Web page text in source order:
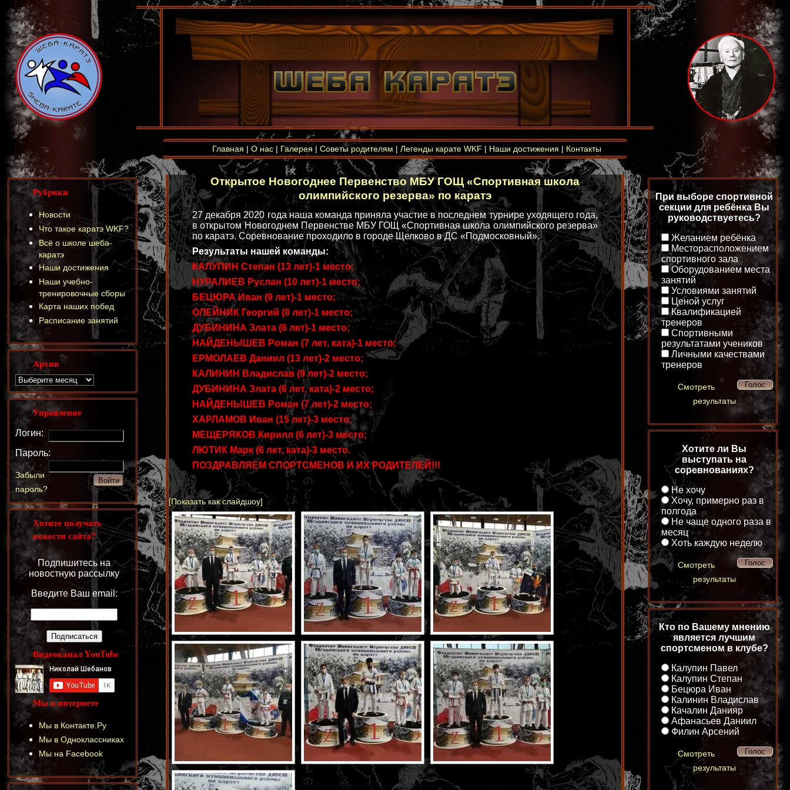
Главная | О нас | Галерея| Советы родителям | Легенды карате WKF | Наши достижения | Контакты
Открытое Новогоднее Первенство МБУ ГОЩ «Спортивная школа
олимпийского резерва» по каратэ
27 декабря 2020 года наша команда приняла участие в последнем турнире уходящего года,
в открытом Новогоднем Первенстве МБУ ГОЩ «Спортивная школа олимпийского резерва»
по каратэ. Соревнование проходило в городе Щелково в ДС «Подмосковный».
Результаты нашей команды:
КАЛУПИН Степан (13 лет)-1 место;
НУРАЛИЕВ Руслан (10 лет)-1 место;
БЕЦЮРА Иван (9 лет)-1 место;
ОЛЕЙНИК Георгий (8 лет)-1 место;
ДУБИНИНА Злата (6 лет)-1 место;
НАЙДЕНЫШЕВ Роман (7 лет, ката)-1 место;
ЕРМОЛАЕВ Даниил (13 лет)-2 место;
КАЛИНИН Владислав (9 лет)-2 место;
ДУБИНИНА Злата (6 лет, ката)-2 место;
НАЙДЕНЫШЕВ Роман (7 лет)-2 место;
ХАРЛАМОВ Иван (15 лет)-3 место;
МЕЩЕРЯКОВ Кирилл (6 лет)-3 место;
ЛЮТИК Марк (6 лет, ката)-3 место.
ПОЗДРАВЛЯЕМ СПОРТСМЕНОВ И ИХ РОДИТЕЛЕЙ!!!
[Показать как слайдшоу]
Рубрики
Новости
Что такое каратэ WKF?
Всё о школе шеба-
каратэ
Наши достижения
Наши учебно-
тренировочные сборы
Карта наших побед
Расписание занятий
Архив
Управление
Логин:
Пароль:
Забыли
пароль?
Хотите получать
новости сайта?
Подпишитесь на
новостную рассылку
Введите Ваш email:
Видеоканал YouTube
Мы в интернете
Мы в Контакте.Ру
Мы в Одноклассниках
Мы на Facebook
При выборе спортивной
секции для ребёнка Вы
руководствуетесь?
Желанием ребёнка
Месторасположением
спортивного зала
Оборудованием места
занятий
Условиями занятий
Ценой услуг
Квалификацией
тренеров
Спортивными
результатами учеников
Личными качествами
тренеров
Смотреть
результаты
Хотите ли Вы
выступать на
соревнованиях?
Не хочу
Хочу, примерно раз в
полгода
Не чаще одного раза в
месяц
Хоть каждую неделю
Смотреть
результаты
Кто по Вашему мнению
является лучшим
спортсменом в клубе?
Калупин Павел
Калупин Степан
Бецюра Иван
Калинин Владислав
Качалин Данияр
Афанасьев Даниил
Филин Арсений
Смотреть
результаты